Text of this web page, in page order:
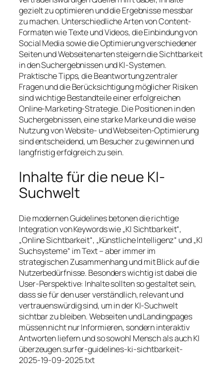
gezielt zu optimieren und die Ergebnisse messbar
zu machen. Unterschiedliche Arten von Content-
Formaten wie Texte und Videos, die Einbindung von
Social Media sowie die Optimierung verschiedener
Seiten und Webseitenarten steigern die Sichtbarkeit
in den Suchergebnissen und KI-Systemen.
Praktische Tipps, die Beantwortung zentraler
Fragen und die Berücksichtigung möglicher Risiken
sind wichtige Bestandteile einer erfolgreichen
Online-Marketing-Strategie. Die Positionen in den
Suchergebnissen, eine starke Marke und die weise
Nutzung von Website- und Webseiten-Optimierung
sind entscheidend, um Besucher zu gewinnen und
langfristig erfolgreich zu sein.
Inhalte für die neue KI-
Suchwelt
Die modernen Guidelines betonen die richtige
Integration von Keywords wie „KI Sichtbarkeit“,
„Online Sichtbarkeit“, „Künstliche Intelligenz“ und „KI
Suchsysteme“ im Text – aber immer im
strategischen Zusammenhang und mit Blick auf die
Nutzerbedürfnisse. Besonders wichtig ist dabei die
User-Perspektive: Inhalte sollten so gestaltet sein,
dass sie für den user verständlich, relevant und
vertrauenswürdig sind, um in der KI-Suchwelt
sichtbar zu bleiben. Webseiten und Landingpages
müssen nicht nur Informieren, sondern interaktiv
Antworten liefern und so sowohl Mensch als auch KI
überzeugen.surfer-guidelines-ki-sichtbarkeit-
2025-19-09-2025.txt